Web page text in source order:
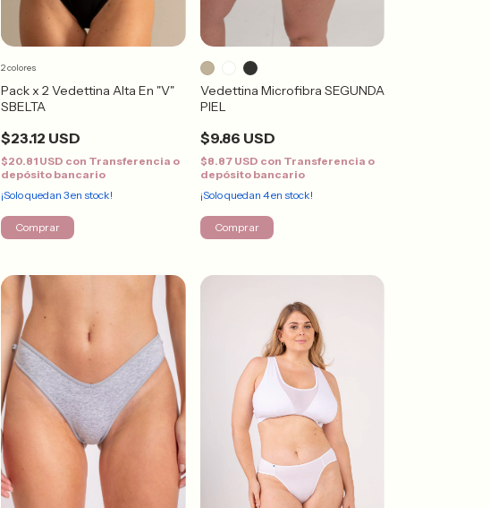
Pack x 2 Vedettina Alta En "V"
SBELTA
$23.12 USD
$20.81 USD con Transferencia o
depósito bancario
¡Solo quedan3en stock!
2 colores
Comprar
Vedettina Microfibra SEGUNDA
PIEL
$9.86 USD
$8.87 USD con Transferencia o
depósito bancario
¡Solo quedan 4en stock!
Comprar